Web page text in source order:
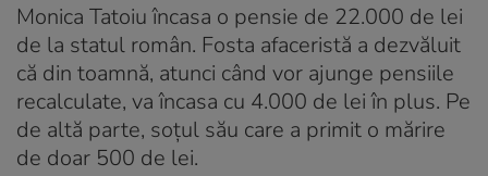
Monica Tatoiu încasa o pensie de 22.000 de lei
de la statul român. Fosta afaceristă a dezvăluit
că din toamnă, atunci când vor ajunge pensiile
recalculate, va încasa cu 4.000 de lei în plus. Pe
de altă parte, soțul său care a primit o mărire
de doar 500 de lei.